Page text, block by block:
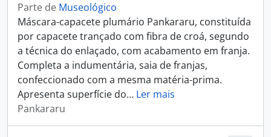
Parte de Museológico
Máscara-capacete plumário Pankararu, constituída
por capacete trançado com fibra de croá, segundo
a técnica do enlaçado, com acabamento em franja.
Completa a indumentária, saia de franjas,
confeccionado com a mesma matéria-prima.
Apresenta superfície do… Ler mais
Pankararu